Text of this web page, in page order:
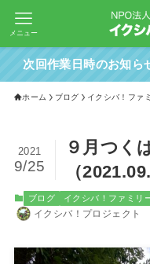
メニュー
次回作業日時のお知ら
ホーム ブログ イクシバ！ファ
９月つく
（
2021
9/25
ブログ イクシバ！ファミリ
イクシバ！プロジェクト